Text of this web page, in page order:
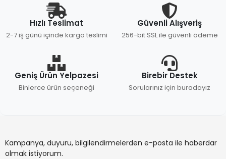
Hızlı Teslimat
2-7 iş günü içinde kargo teslimi
Güvenli Alışveriş
256-bit SSL ile güvenli ödeme
Geniş Ürün Yelpazesi
Binlerce ürün seçeneği
Birebir Destek
Sorularınız için buradayız
Kampanya, duyuru, bilgilendirmelerden e-posta ile haberdar
olmak istiyorum.